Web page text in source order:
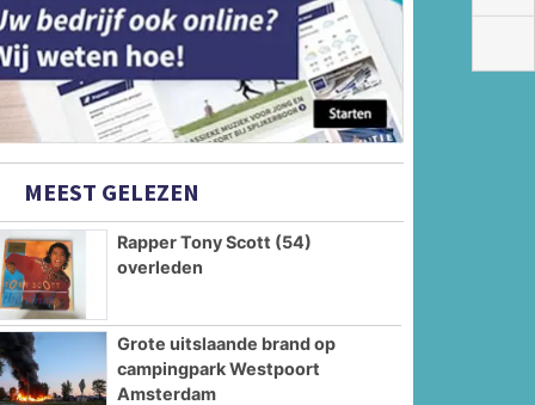
MEEST GELEZEN
Rapper Tony Scott (54)
overleden
Grote uitslaande brand op
campingpark Westpoort
Amsterdam